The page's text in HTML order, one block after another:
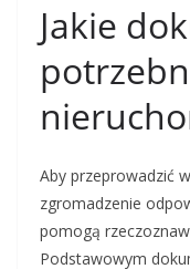
Jakie
Aby przeprowadzić
zgromadzenie
pomogą
Podstawowym